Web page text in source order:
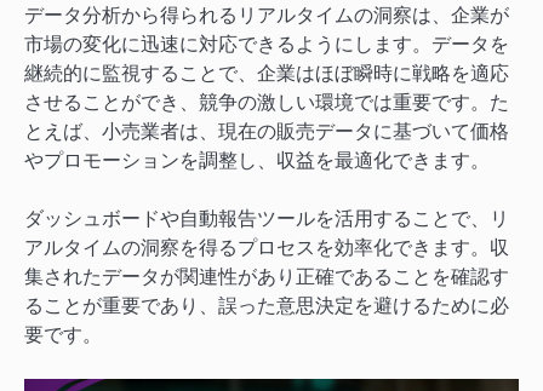
データ分析から得られるリアルタイムの洞察は、企業が
市場の変化に迅速に対応できるようにします。データを
継続的に監視することで、企業はほぼ瞬時に戦略を適応
させることができ、競争の激しい環境では重要です。た
とえば、小売業者は、現在の販売データに基づいて価格
やプロモーションを調整し、収益を最適化できます。
ダッシュボードや自動報告ツールを活用することで、リ
アルタイムの洞察を得るプロセスを効率化できます。収
集されたデータが関連性があり正確であることを確認す
ることが重要であり、誤った意思決定を避けるために必
要です。